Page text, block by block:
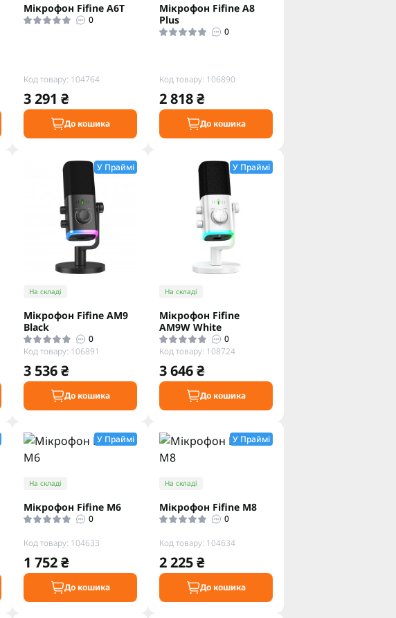
Мікрофон Fifine A6T
0
Код товару: 104764
3 291 ₴
До кошика
Мікрофон Fifine A8
Plus
0
Код товару: 106890
2 818 ₴
До кошика
У Праймі
На складі
Мікрофон Fifine AM9
Black
0
Код товару: 106891
3 536 ₴
До кошика
У Праймі
На складі
Мікрофон Fifine
AM9W White
0
Код товару: 108724
3 646 ₴
До кошика
У Праймі
На складі
Мікрофон Fifine M6
0
Код товару: 104633
1 752 ₴
До кошика
У Праймі
На складі
Мікрофон Fifine M8
0
Код товару: 104634
2 225 ₴
До кошика